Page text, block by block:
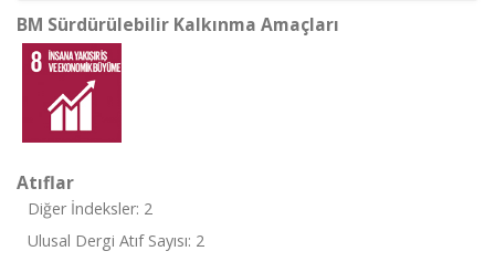
BM Sürdürülebilir Kalkınma Amaçları
Atıflar
Diğer İndeksler: 2
Ulusal Dergi Atıf Sayısı: 2